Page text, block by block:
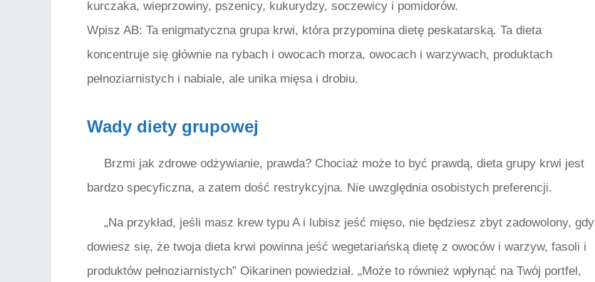
kurczaka, wieprzowiny, pszenicy, kukurydzy, soczewicy i pomidorów.
Wpisz AB: Ta enigmatyczna grupa krwi, która przypomina dietę peskatarską. Ta dieta
koncentruje się głównie na rybach i owocach morza, owocach i warzywach, produktach
pełnoziarnistych i nabiale, ale unika mięsa i drobiu.
Wady diety grupowej
Brzmi jak zdrowe odżywianie, prawda? Chociaż może to być prawdą, dieta grupy krwi jest
bardzo specyficzna, a zatem dość restrykcyjna. Nie uwzględnia osobistych preferencji.
„Na przykład, jeśli masz krew typu A i lubisz jeść mięso, nie będziesz zbyt zadowolony, gdy
dowiesz się, że twoja dieta krwi powinna jeść wegetariańską dietę z owoców i warzyw, fasoli i
produktów pełnoziarnistych” Oikarinen powiedział. „Może to również wpłynąć na Twój portfel,